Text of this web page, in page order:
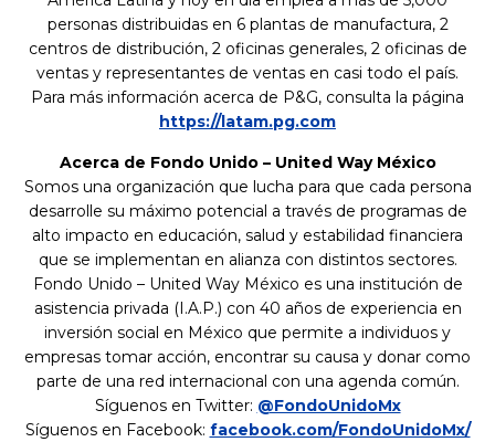
personas distribuidas en 6 plantas de manufactura, 2
centros de distribución, 2 oficinas generales, 2 oficinas de
ventas y representantes de ventas en casi todo el país.
Para más información acerca de P&G, consulta la página
https://latam.pg.com
Acerca de Fondo Unido – United Way México
Somos una organización que lucha para que cada persona
desarrolle su máximo potencial a través de programas de
alto impacto en educación, salud y estabilidad financiera
que se implementan en alianza con distintos sectores.
Fondo Unido – United Way México es una institución de
asistencia privada (I.A.P.) con 40 años de experiencia en
inversión social en México que permite a individuos y
empresas tomar acción, encontrar su causa y donar como
parte de una red internacional con una agenda común.
Síguenos en Twitter: @FondoUnidoMx
Síguenos en Facebook: facebook.com/FondoUnidoMx/